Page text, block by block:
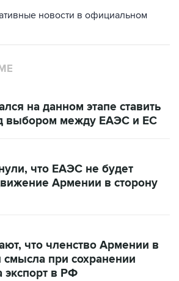
новости в официальном
на данном этапе ставить
выбором между ЕАЭС и ЕС
что ЕАЭС не будет
Армении в сторону
что членство Армении в
при сохранении
экспорт в РФ